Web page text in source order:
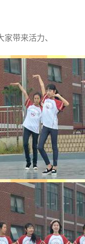
带来活力、